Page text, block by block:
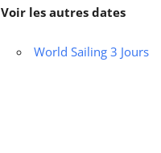
Voir les autres dates
World Sailing 3 Jours